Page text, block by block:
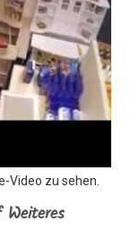
Video zu sehen.